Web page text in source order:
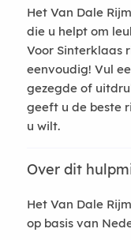
Het Van Dale
die u helpt om
Voor Sinterklaas
eenvoudig! Vul
gezegde of
geeft u de beste
u wilt.
Over dit
Het Van Dale
op basis van